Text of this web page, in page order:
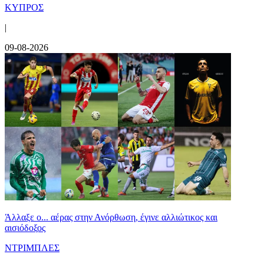
ΚΥΠΡΟΣ
|
09-08-2026
Άλλαξε ο... αέρας στην Ανόρθωση, έγινε αλλιώτικος και
αισιόδοξος
ΝΤΡΙΜΠΛΕΣ